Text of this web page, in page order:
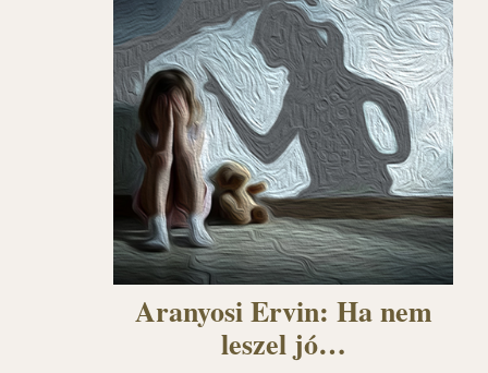
Aranyosi Ervin: Ha nem
leszel jó…